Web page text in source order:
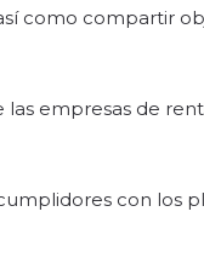
como compartir
empresas de
con los